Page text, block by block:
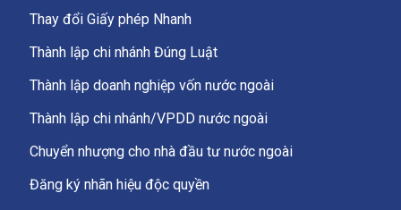
Thay đổi Giấy phép Nhanh
Thành lập chi nhánh Đúng Luật
Thành lập doanh nghiệp vốn nước ngoài
Thành lập chi nhánh/VPDD nước ngoài
Chuyển nhượng cho nhà đầu tư nước ngoài
Đăng ký nhãn hiệu độc quyền